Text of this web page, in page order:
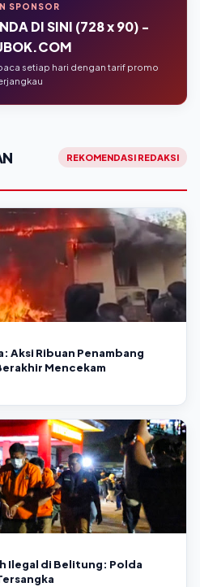
SPONSOR
DI SINI (728 x 90) -
setiap hari dengan tarif promo
REKOMENDASI REDAKSI
Aksi Ribuan Penambang
di Belitung Timur Berakhir Mencekam
Ilegal di Belitung: Polda